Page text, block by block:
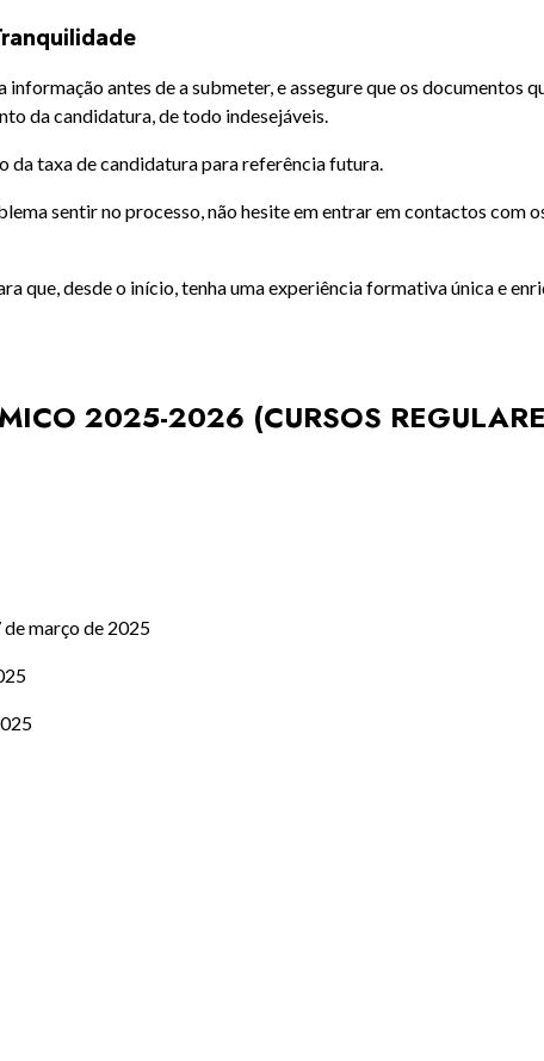
antes de a submeter, e assegure que os documentos
da candidatura, de todo indesejáveis.
taxa de candidatura para referência futura.
sentir no processo, não hesite em entrar em contactos com
que, desde o início, tenha uma experiência formativa única e
2025-2026 (CURSOS
de março de 2025